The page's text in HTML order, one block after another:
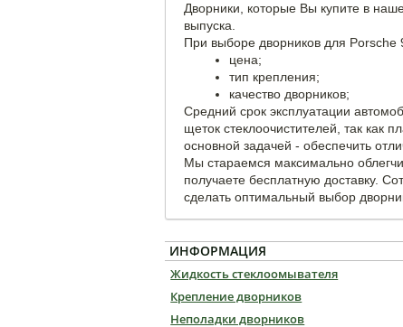
Дворники, которые Вы купите в
выпуска.
При выборе дворников для
цена;
тип крепления;
качество дворников;
Средний срок эксплуатации
щеток стеклоочистителей, так как
основной задачей - обеспечить
Мы стараемся максимально
получаете бесплатную доставку.
сделать оптимальный выбор
ИНФОРМАЦИЯ
Жидкость стеклоомывателя
Крепление дворников
Неполадки дворников